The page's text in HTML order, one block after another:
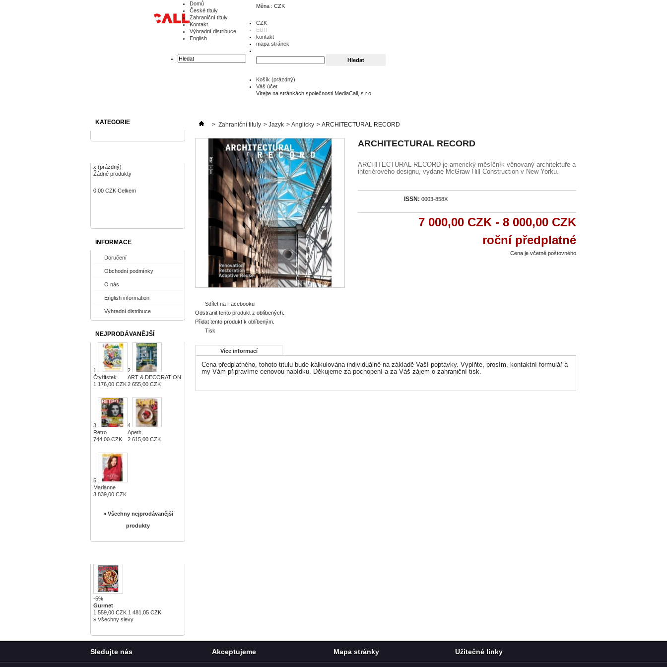
Měna : CZK
CZK
EUR
kontakt
mapa stránek
Košík (prázdný)
Váš účet
Vítejte na stránkách společnosti MediaCall, s.r.o.
Domů
České tituly
Zahraniční tituly
Kontakt
Výhradní distribuce
English
KATEGORIE
x (prázdný)
Žádné produkty
0,00 CZK Celkem
INFORMACE
Doručení
Obchodní podmínky
O nás
English information
Výhradní distribuce
NEJPRODÁVANĚJŠÍ
1
Čtyřlístek
1 176,00 CZK
2
ART & DECORATION
2 655,00 CZK
3
Retro
744,00 CZK
4
Apetit
2 615,00 CZK
5
Marianne
3 839,00 CZK
» Všechny nejprodávanější
produkty
-5%
Gurmet
1 559,00 CZK 1 481,05 CZK
» Všechny slevy
> Zahraniční tituly > Jazyk > Anglicky > ARCHITECTURAL RECORD
Sdílet na Facebooku
Odstranit tento produkt z oblíbených.
Přidat tento produkt k oblíbeným.
Tisk
ARCHITECTURAL RECORD
ARCHITECTURAL RECORD je americký měsíčník věnovaný architektuře a
interiérového designu, vydané McGraw Hill Construction v New Yorku.
ISSN: 0003-858X
7 000,00 CZK - 8 000,00 CZK
roční předplatné
Cena je včetně poštovného
Více informací
Cena předplatného, tohoto titulu bude kalkulována individuálně na základě Vaší poptávky. Vyplňte, prosím, kontaktní formulář a
my Vám připravíme cenovou nabídku. Děkujeme za pochopení a za Váš zájem o zahraniční tisk.
Sledujte nás Akceptujeme Mapa stránky Užitečné linky